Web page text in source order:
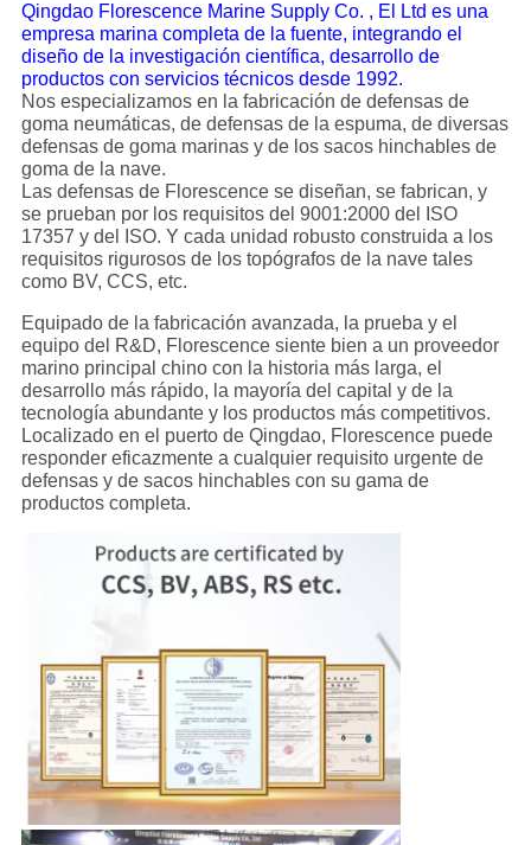
Qingdao Florescence Marine Supply Co. , El Ltd es una
empresa marina completa de la fuente, integrando el
diseño de la investigación científica, desarrollo de
productos con servicios técnicos desde 1992.
Nos especializamos en la fabricación de defensas de
goma neumáticas, de defensas de la espuma, de diversas
defensas de goma marinas y de los sacos hinchables de
goma de la nave.
Las defensas de Florescence se diseñan, se fabrican, y
se prueban por los requisitos del 9001:2000 del ISO
17357 y del ISO. Y cada unidad robusto construida a los
requisitos rigurosos de los topógrafos de la nave tales
como BV, CCS, etc.
Equipado de la fabricación avanzada, la prueba y el
equipo del R&D, Florescence siente bien a un proveedor
marino principal chino con la historia más larga, el
desarrollo más rápido, la mayoría del capital y de la
tecnología abundante y los productos más competitivos.
Localizado en el puerto de Qingdao, Florescence puede
responder eficazmente a cualquier requisito urgente de
defensas y de sacos hinchables con su gama de
productos completa.